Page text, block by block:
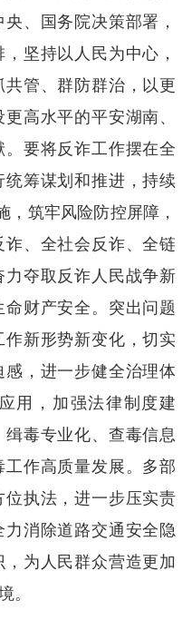
、国务院决策部署，
坚持以人民为中心，
管、群防群治，以更
高水平的平安湖南、
要将反诈工作摆在全
筹谋划和推进，持续
，筑牢风险防控屏障，
、全社会反诈、全链
夺取反诈人民战争新
财产安全。突出问题
新形势新变化，切实
，进一步健全治理体
用，加强法律制度建
毒专业化、查毒信息
作高质量发展。多部
执法，进一步压实责
消除道路交通安全隐
为人民群众营造更加
。